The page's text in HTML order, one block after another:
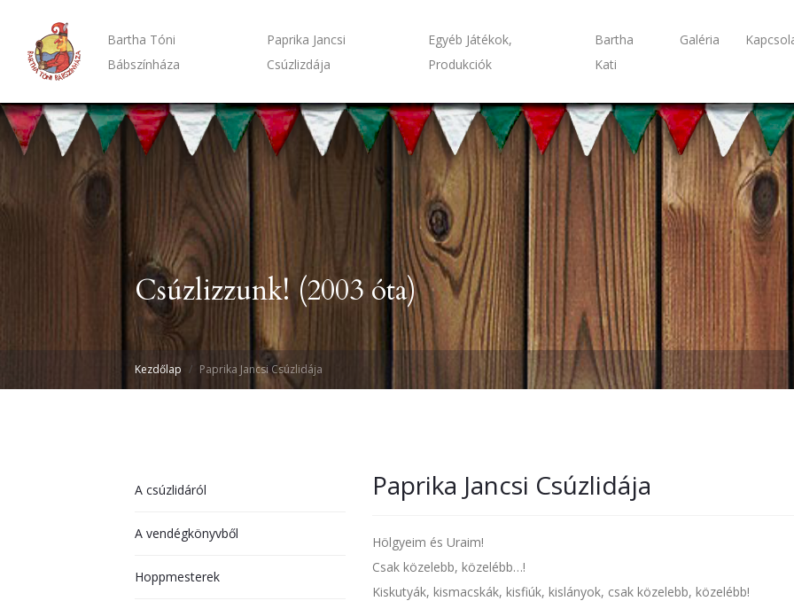
Bartha Tóni
Bábszínháza
Paprika Jancsi
Csúzlizdája
Egyéb Játékok,
Produkciók
Bartha
Kati
Galéria
Csúzlizzunk! (2003 óta)
Kezdőlap Paprika Jancsi Csúzlidája
A csúzlidáról
A vendégkönyvből
Hoppmesterek
Paprika Jancsi Csúzlidája
Hölgyeim és Uraim!
Csak közelebb, közelébb…!
Kiskutyák, kismacskák, kisfiúk, kislányok, csak közelebb, közelébb!